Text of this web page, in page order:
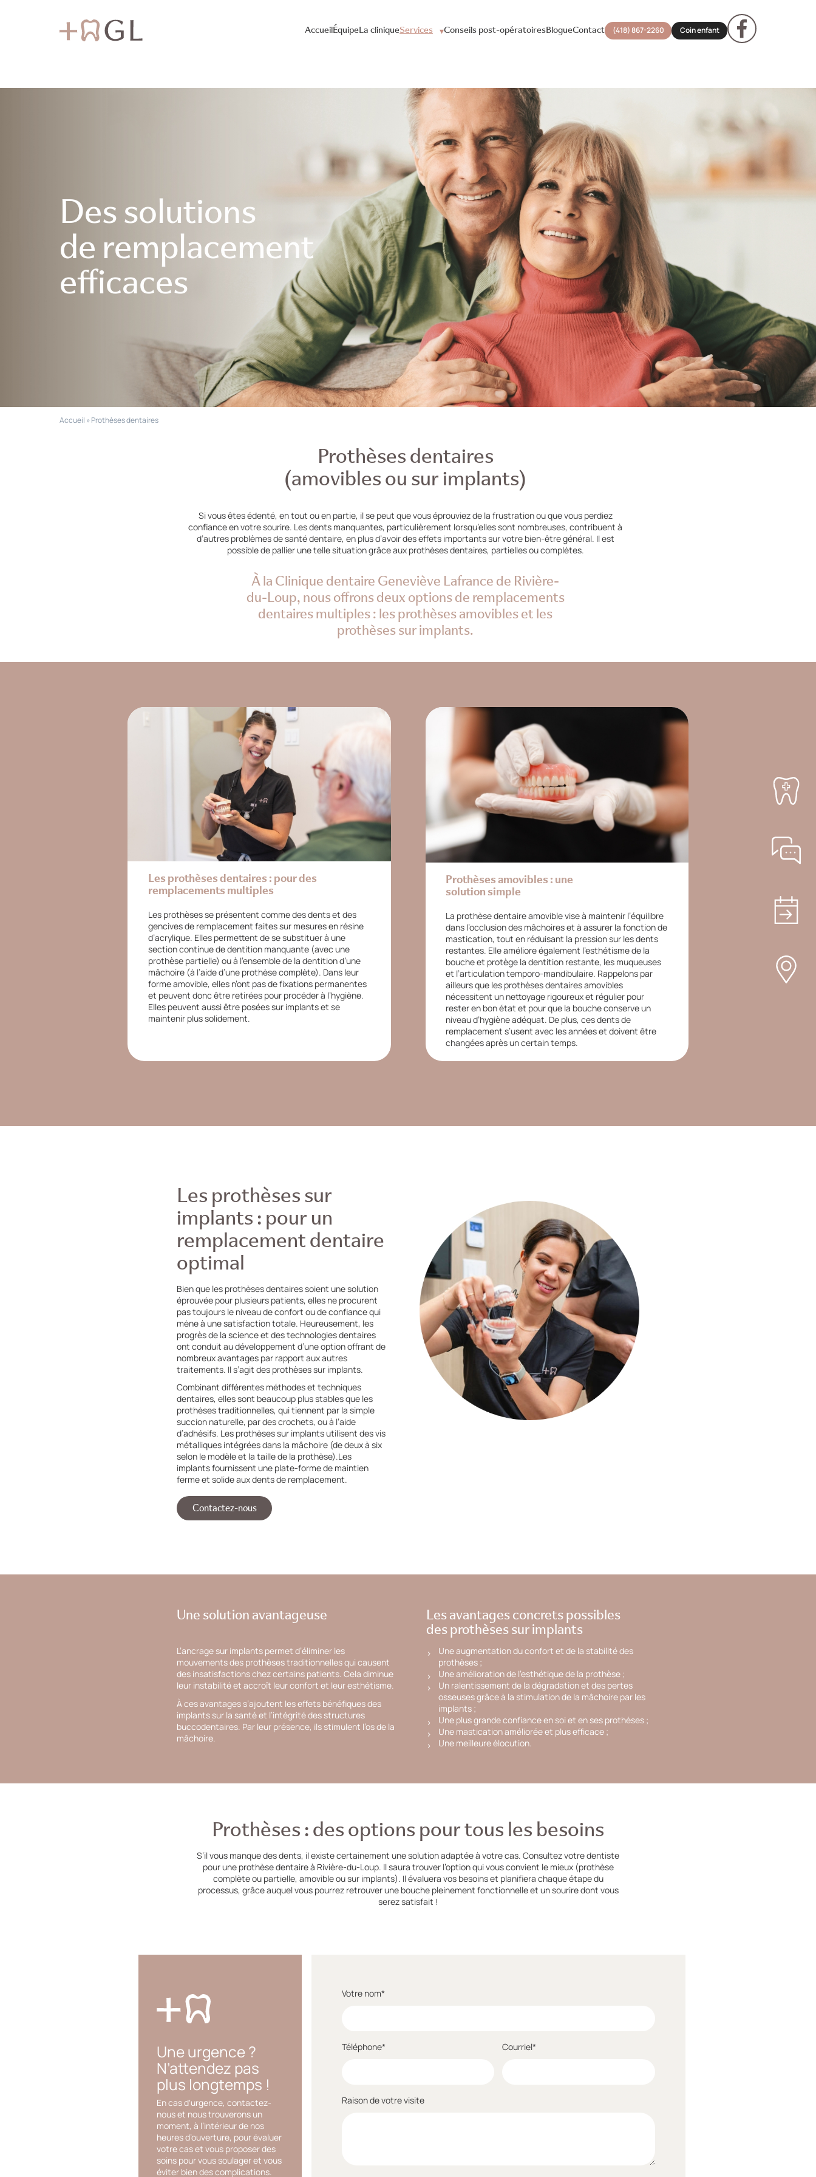
AccueilÉquipeLa cliniqueServices Conseils post-opératoiresBlogueContact (418) 867-2260 Coin enfant
Des solutions
de remplacement
efficaces
Accueil »Prothèses dentaires
Prothèses dentaires
(amovibles ou sur implants)
Si vous êtes édenté, en tout ou en partie, il se peut que vous éprouviez de la frustration ou que vous perdiez
confiance en votre sourire. Les dents manquantes, particulièrement lorsqu’elles sont nombreuses, contribuent à
d’autres problèmes de santé dentaire, en plus d’avoir des effets importants sur votre bien-être général. Il est
possible de pallier une telle situation grâce aux prothèses dentaires, partielles ou complètes.
À la Clinique dentaire Geneviève Lafrance de Rivière-
du-Loup, nous offrons deux options de remplacements
dentaires multiples : les prothèses amovibles et les
prothèses sur implants.
Les prothèses dentaires : pour des
remplacements multiples
Les prothèses se présentent comme des dents et des
gencives de remplacement faites sur mesures en résine
d’acrylique. Elles permettent de se substituer à une
section continue de dentition manquante (avec une
prothèse partielle) ou à l’ensemble de la dentition d’une
mâchoire (à l’aide d’une prothèse complète). Dans leur
forme amovible, elles n’ont pas de fixations permanentes
et peuvent donc être retirées pour procéder à l’hygiène.
Elles peuvent aussi être posées sur implants et se
maintenir plus solidement.
Prothèses amovibles : une
solution simple
La prothèse dentaire amovible vise à maintenir l’équilibre
dans l’occlusion des mâchoires et à assurer la fonction de
mastication, tout en réduisant la pression sur les dents
restantes. Elle améliore également l’esthétisme de la
bouche et protège la dentition restante, les muqueuses
et l’articulation temporo-mandibulaire. Rappelons par
ailleurs que les prothèses dentaires amovibles
nécessitent un nettoyage rigoureux et régulier pour
rester en bon état et pour que la bouche conserve un
niveau d’hygiène adéquat. De plus, ces dents de
remplacement s’usent avec les années et doivent être
changées après un certain temps.
Les prothèses sur
implants : pour un
remplacement dentaire
optimal
Bien que les prothèses dentaires soient une solution
éprouvée pour plusieurs patients, elles ne procurent
pas toujours le niveau de confort ou de confiance qui
mène à une satisfaction totale. Heureusement, les
progrès de la science et des technologies dentaires
ont conduit au développement d’une option offrant de
nombreux avantages par rapport aux autres
traitements. Il s’agit des prothèses sur implants.
Combinant différentes méthodes et techniques
dentaires, elles sont beaucoup plus stables que les
prothèses traditionnelles, qui tiennent par la simple
succion naturelle, par des crochets, ou à l’aide
d’adhésifs. Les prothèses sur implants utilisent des vis
métalliques intégrées dans la mâchoire (de deux à six
selon le modèle et la taille de la prothèse).Les
implants fournissent une plate-forme de maintien
ferme et solide aux dents de remplacement.
Contactez-nous
Une solution avantageuse
L’ancrage sur implants permet d’éliminer les
mouvements des prothèses traditionnelles qui causent
des insatisfactions chez certains patients. Cela diminue
leur instabilité et accroît leur confort et leur esthétisme.
À ces avantages s’ajoutent les effets bénéfiques des
implants sur la santé et l’intégrité des structures
buccodentaires. Par leur présence, ils stimulent l’os de la
mâchoire.
Les avantages concrets possibles
des prothèses sur implants
Une augmentation du confort et de la stabilité des
prothèses ;
Une amélioration de l’esthétique de la prothèse ;
Un ralentissement de la dégradation et des pertes
osseuses grâce à la stimulation de la mâchoire par les
implants ;
Une plus grande confiance en soi et en ses prothèses ;
Une mastication améliorée et plus efficace ;
Une meilleure élocution.
Prothèses : des options pour tous les besoins
S’il vous manque des dents, il existe certainement une solution adaptée à votre cas. Consultez votre dentiste
pour une prothèse dentaire à Rivière-du-Loup. Il saura trouver l’option qui vous convient le mieux (prothèse
complète ou partielle, amovible ou sur implants). Il évaluera vos besoins et planifiera chaque étape du
processus, grâce auquel vous pourrez retrouver une bouche pleinement fonctionnelle et un sourire dont vous
serez satisfait !
Une urgence ?
N’attendez pas
plus longtemps !
En cas d‘urgence, contactez-
nous et nous trouverons un
moment, à l’intérieur de nos
heures d’ouverture, pour évaluer
votre cas et vous proposer des
soins pour vous soulager et vous
éviter bien des complications.
Votre nom*
Téléphone* Courriel*
Raison de votre visite